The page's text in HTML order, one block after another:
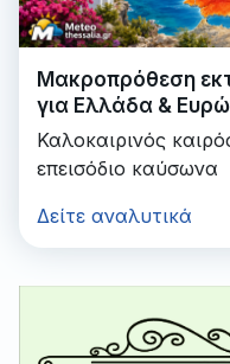
Μακροπρόθεση
για Ελλάδα &
Καλοκαιρινός
επεισόδιο καύσωνα
Δείτε αναλυτικά